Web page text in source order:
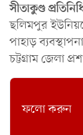
সীতাকুণ্ড
ছলিমপুর
পাহাড়
চট্টগ্রাম জেলা
ফলো করুন